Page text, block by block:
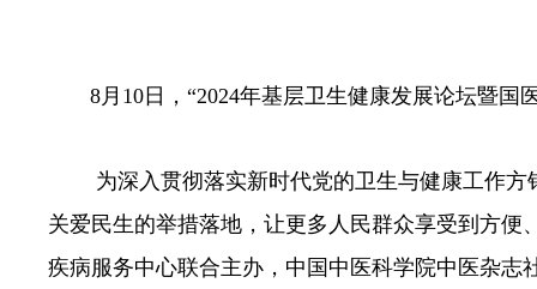
8月10日，“2024年基层卫生健康发展论坛暨
为深入贯彻落实新时代党的卫生与健康工作
关爱民生的举措落地，让更多人民群众享受到方
疾病服务中心联合主办，中国中医科学院中医杂